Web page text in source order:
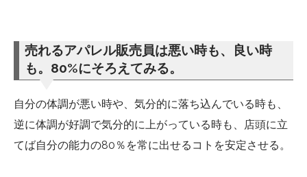
売れるアパレル販売員は悪い時も、良い時
も。80%にそろえてみる。
自分の体調が悪い時や、気分的に落ち込んでいる時も、
逆に体調が好調で気分的に上がっている時も、店頭に立
てば自分の能力の80％を常に出せるコトを安定させる。